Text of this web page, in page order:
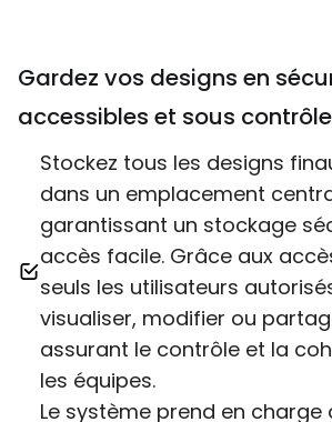
Gardez vos designs en
accessibles et sous contrôle
Stockez tous les designs
dans un emplacement
garantissant un stockage
accès facile. Grâce aux
seuls les utilisateurs
visualiser, modifier ou
assurant le contrôle et la
les équipes.
Le système prend en charge